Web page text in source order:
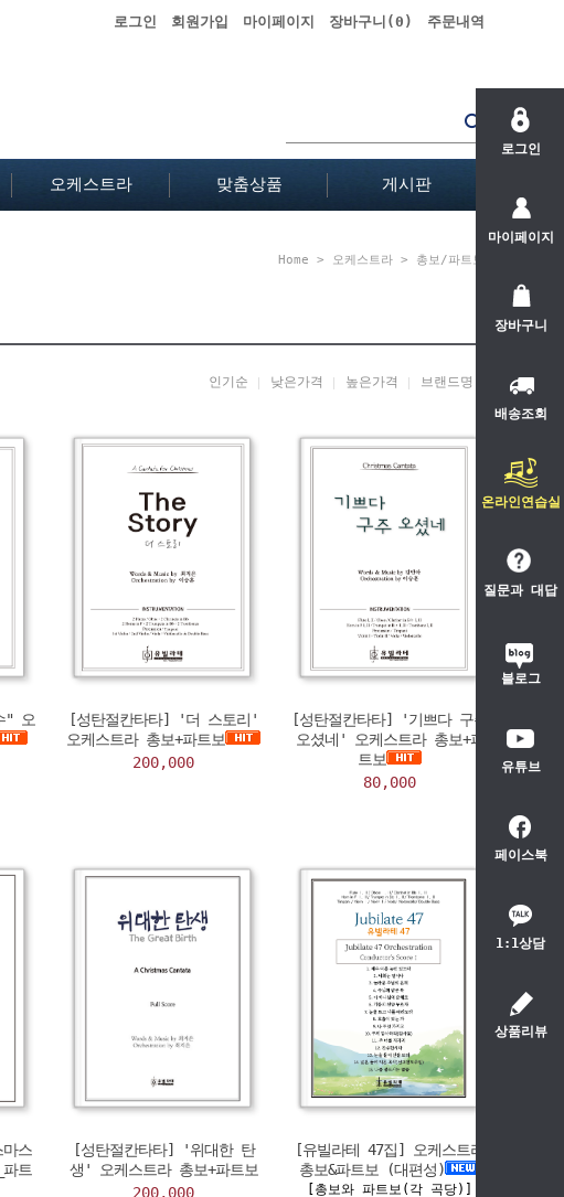
로그인
마이페이지
장바구니
배송조회
온라인연습실
질문과 대답
블로그
유튜브
페이스북
1:1상담
상품리뷰
로그인 회원가입 마이페이지 장바구니(0 ) 주문내역
오케스트라 맞춤상품 게시판
Home > 오케스트라 > 총보/파트보
인기순 낮은가격 높은가격 브랜드명
" 오
[성탄절칸타타] '더 스토리'
오케스트라 총보+파트보
200,000
[성탄절칸타타] '기쁘다 구주
오셨네' 오케스트라 총보+파
트보
80,000
스
트
[성탄절칸타타] '위대한 탄
생' 오케스트라 총보+파트보
200,000
[유빌라테 47집] 오케스트라
총보&파트보 (대편성)
[총보와 파트보(각 곡당)]